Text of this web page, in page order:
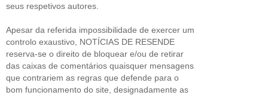
seus respetivos autores.
Apesar da referida impossibilidade de exercer um
controlo exaustivo, NOTÍCIAS DE RESENDE
reserva-se o direito de bloquear e/ou de retirar
das caixas de comentários quaisquer mensagens
que contrariem as regras que defende para o
bom funcionamento do site, designadamente as